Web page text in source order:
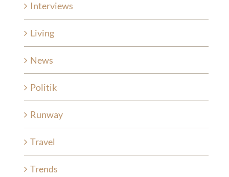
Interviews
Living
News
Politik
Runway
Travel
Trends